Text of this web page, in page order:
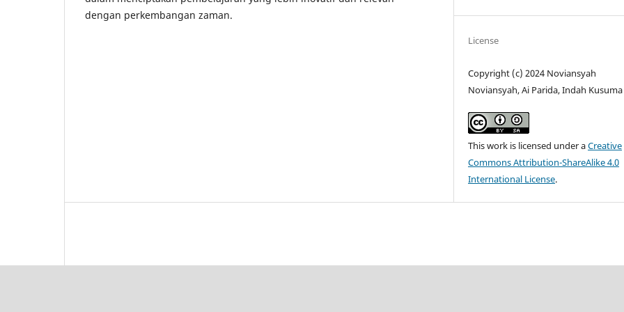
dengan perkembangan zaman.
License
Copyright (c) 2024 Noviansyah
Noviansyah, Ai Parida, Indah
This work is licensed under aCreative
Commons Attribution-ShareAlike 4.0
International License.